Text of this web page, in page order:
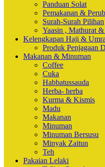
Panduan Solat
Pemakanan &
Surah-Surah Pilihan
Yaasin , Mathurat
Kelengkapan Haji &
Produk Penjagaan
Makanan & Minuman
Coffee
Cuka
Habbatussauda
Herba- herba
Kurma & Kismis
Madu
Makanan
Minuman
Minuman Bersusu
Minyak Zaitun
Teh
Pakaian Lelaki